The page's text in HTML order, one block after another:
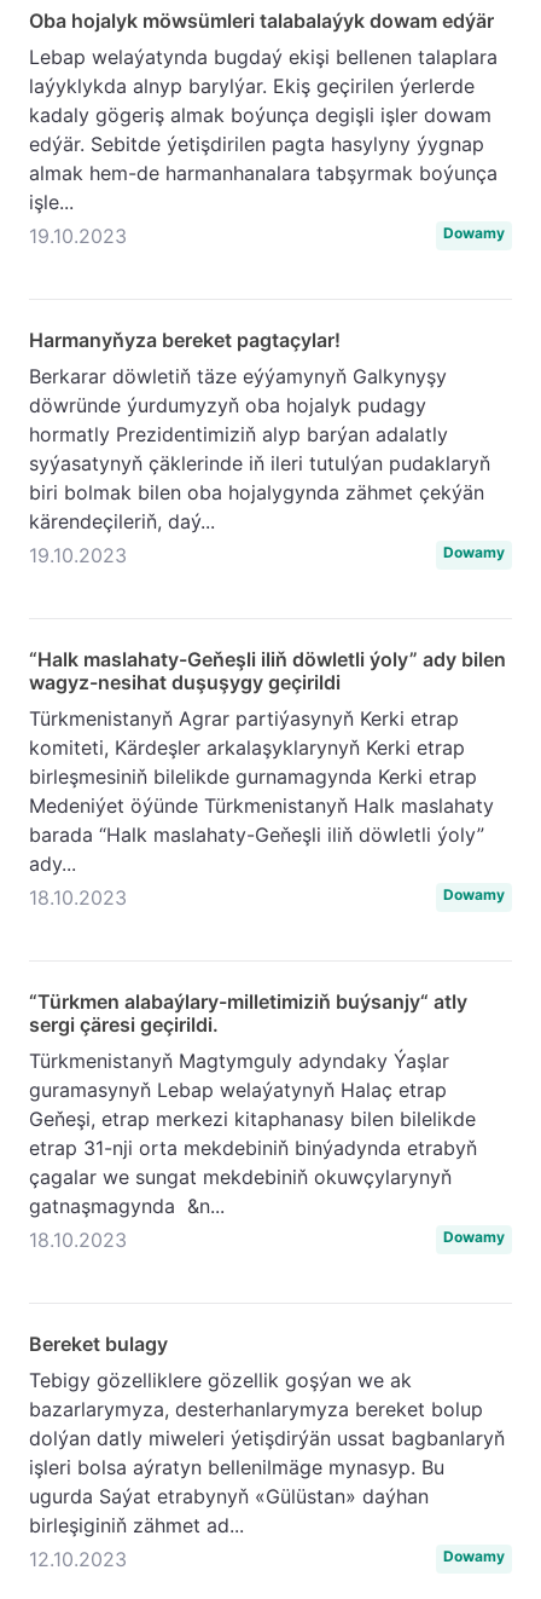
Oba hojalyk möwsümleri talabalaýyk dowam edýär
Lebap welaýatynda bugdaý ekişi bellenen talaplara
laýyklykda alnyp barylýar. Ekiş geçirilen ýerlerde
kadaly gögeriş almak boýunça degişli işler dowam
edýär. Sebitde ýetişdirilen pagta hasylyny ýygnap
almak hem-de harmanhanalara tabşyrmak boýunça
işle...
19.10.2023
Dowamy
Harmanyňyza bereket pagtaçylar!
Berkarar döwletiň täze eýýamynyň Galkynyşy
döwründe ýurdumyzyň oba hojalyk pudagy
hormatly Prezidentimiziň alyp barýan adalatly
syýasatynyň çäklerinde iň ileri tutulýan pudaklaryň
biri bolmak bilen oba hojalygynda zähmet çekýän
kärendeçileriň, daý...
19.10.2023
Dowamy
“Halk maslahaty-Geňeşli iliň döwletli ýoly” ady bilen
wagyz-nesihat duşuşygy geçirildi
Türkmenistanyň Agrar partiýasynyň Kerki etrap
komiteti, Kärdeşler arkalaşyklarynyň Kerki etrap
birleşmesiniň bilelikde gurnamagynda Kerki etrap
Medeniýet öýünde Türkmenistanyň Halk maslahaty
barada “Halk maslahaty-Geňeşli iliň döwletli ýoly”
ady...
18.10.2023
Dowamy
“Türkmen alabaýlary-milletimiziň buýsanjy“ atly
sergi çäresi geçirildi.
Türkmenistanyň Magtymguly adyndaky Ýaşlar
guramasynyň Lebap welaýatynyň Halaç etrap
Geňeşi, etrap merkezi kitaphanasy bilen bilelikde
etrap 31-nji orta mekdebiniň binýadynda etrabyň
çagalar we sungat mekdebiniň okuwçylarynyň
gatnaşmagynda &n...
18.10.2023
Dowamy
Bereket bulagy
Tebigy gözelliklere gözellik goşýan we ak
bazarlarymyza, desterhanlarymyza bereket bolup
dolýan datly miweleri ýetişdirýän ussat bagbanlaryň
işleri bolsa aýratyn bellenilmäge mynasyp. Bu
ugurda Saýat etrabynyň «Gülüstan» daýhan
birleşiginiň zähmet ad...
12.10.2023
Dowamy